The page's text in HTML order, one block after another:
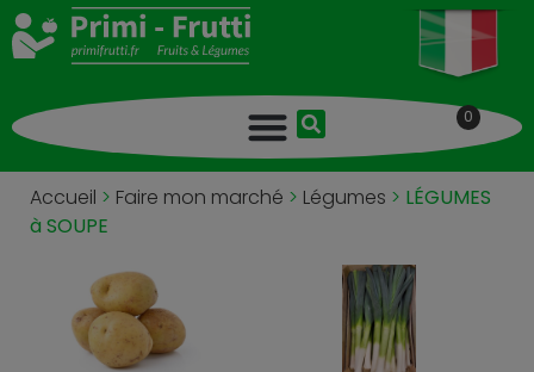
0
Accueil > Faire mon marché > Légumes > LÉGUMES
à SOUPE